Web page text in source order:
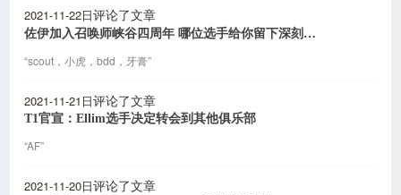
2021-11-22日评论了文章
佐伊加入召唤师峡谷四周年 哪位选手给你留下深刻印象？
“scout，小虎，bdd，牙膏”
2021-11-21日评论了文章
T1官宣：Ellim选手决定转会到其他俱乐部
“AF”
2021-11-20日评论了文章